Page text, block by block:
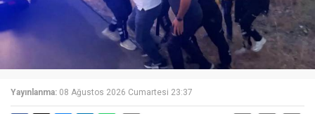
Yayınlanma: 08 Ağustos 2026 Cumartesi 23:37